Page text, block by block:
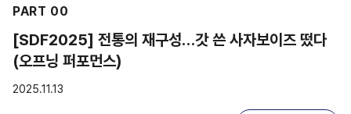
PART 00
[SDF2025] 전통의 재구성…갓 쓴 사자보이즈 떴다
(오프닝 퍼포먼스)
2025.11.13